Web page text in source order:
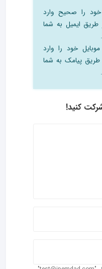
را صحیح وارد
طریق ایمیل به شما
خود را وارد
طریق پیامک به شما
کنید!